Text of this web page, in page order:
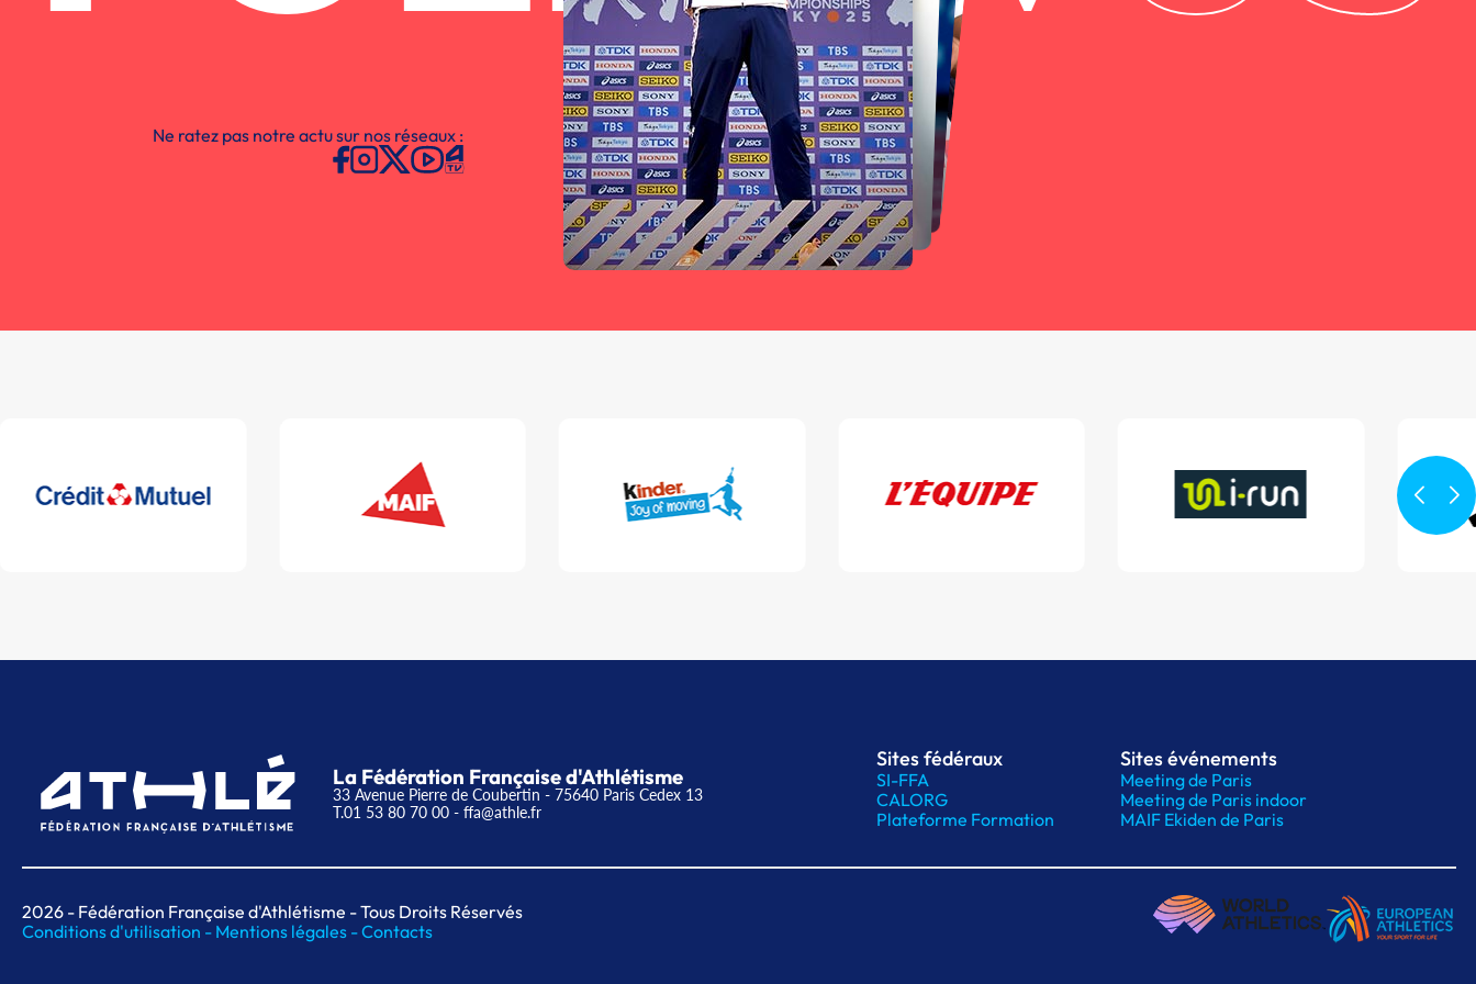
Ne ratez pas notre actu sur nos réseaux :
La Fédération Française d'Athlétisme
33 Avenue Pierre de Coubertin - 75640 Paris Cedex 13
T.01 53 80 70 00 - ffa@athle.fr
Sites fédéraux
SI-FFA
CALORG
Plateforme Formation
Sites événements
Meeting de Paris
Meeting de Paris indoor
MAIF Ekiden de Paris
2026 - Fédération Française d'Athlétisme - Tous Droits Réservés
Conditions d'utilisation - Mentions légales -Contacts